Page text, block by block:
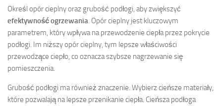
Określ opór cieplny oraz grubość podłogi, aby zwiększyć
efektywność ogrzewania. Opór cieplny jest kluczowym
parametrem, który wpływa na przewodzenie ciepła przez pokrycie
podłogi. Im niższy opór cieplny, tym lepsze właściwości
przewodzące ciepło, co oznacza szybsze nagrzewanie się
pomieszczenia.
Grubość podłogi ma również znaczenie. Wybierz cieńsze materiały,
które pozwalają na lepsze przenikanie ciepła. Cieńsza podłoga